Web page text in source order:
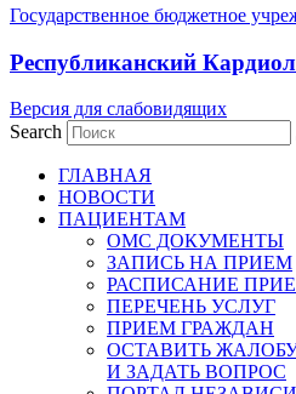
Государственное бюджетное
Республиканский
Версия для слабовидящих
Search
ГЛАВНАЯ
НОВОСТИ
ПАЦИЕНТАМ
ОМС ДОКУМЕНТЫ
ЗАПИСЬ НА ПРИЕМ
РАСПИСАНИЕ
ПЕРЕЧЕНЬ УСЛУГ
ПРИЕМ ГРАЖДАН
ОСТАВИТЬ
И ЗАДАТЬ ВОПРОС